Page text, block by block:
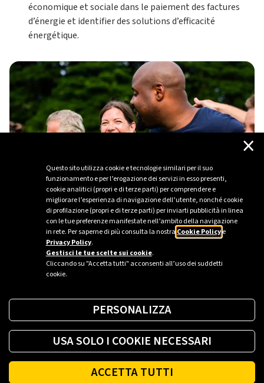
Questo sito utilizza cookie e tecnologie similari per il suo
funzionamento e per l’erogazione dei servizi in esso presenti,
cookie analitici (propri e di terze parti) per comprendere e
migliorare l’esperienza di navigazione dell’utente, nonché cookie
di profilazione (propri e di terze parti) per inviarti pubblicità in linea
con le tue preferenze manifestate nell’ambito della navigazione
in rete. Per saperne di più consulta la nostra Cookie Policye
Privacy Policy.
Gestisci le tue scelte sui cookie.
Cliccando su "Accetta tutti" acconsenti all’uso dei suddetti
cookie.
×
PERSONALIZZA
USA SOLO I COOKIE NECESSARI
ACCETTA TUTTI
économique et sociale dans le paiement des factures
d’énergie et identifier des solutions d’efficacité
énergétique.